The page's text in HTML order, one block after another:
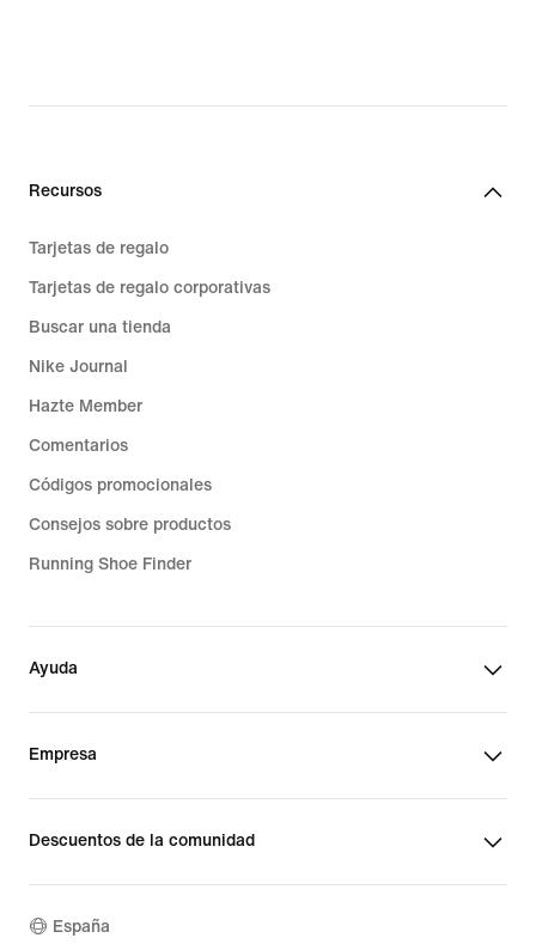
Recursos
Tarjetas de regalo
Tarjetas de regalo corporativas
Buscar una tienda
Nike Journal
Hazte Member
Comentarios
Códigos promocionales
Consejos sobre productos
Running Shoe Finder
Ayuda
Empresa
Descuentos de la comunidad
España